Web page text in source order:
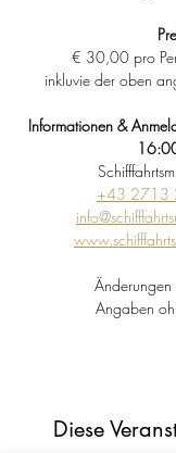
€ 30,00 pro
inkluvie der oben
Informationen &
+43 2713
Angaben
Diese